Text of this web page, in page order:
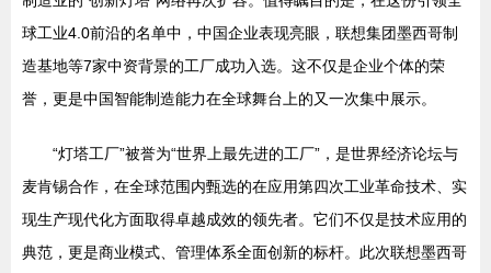
球工业4.0前沿的名单中，中国企业表现亮眼，联想集团墨西哥制
造基地等7家中资背景的工厂成功入选。这不仅是企业个体的荣
誉，更是中国智能制造能力在全球舞台上的又一次集中展示。
“灯塔工厂”被誉为“世界上最先进的工厂”，是世界经济论坛与
麦肯锡合作，在全球范围内甄选的在应用第四次工业革命技术、实
现生产现代化方面取得卓越成效的领先者。它们不仅是技术应用的
典范，更是商业模式、管理体系全面创新的标杆。此次联想墨西哥